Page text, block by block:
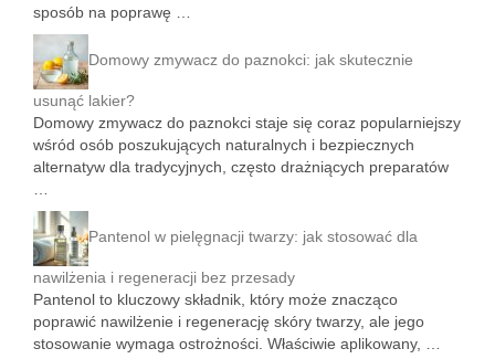
sposób na poprawę …
Domowy zmywacz do paznokci: jak skutecznie
usunąć lakier?
Domowy zmywacz do paznokci staje się coraz popularniejszy
wśród osób poszukujących naturalnych i bezpiecznych
alternatyw dla tradycyjnych, często drażniących preparatów
Pantenol w pielęgnacji twarzy: jak stosować dla
nawilżenia i regeneracji bez przesady
Pantenol to kluczowy składnik, który może znacząco
poprawić nawilżenie i regenerację skóry twarzy, ale jego
stosowanie wymaga ostrożności. Właściwie aplikowany, …